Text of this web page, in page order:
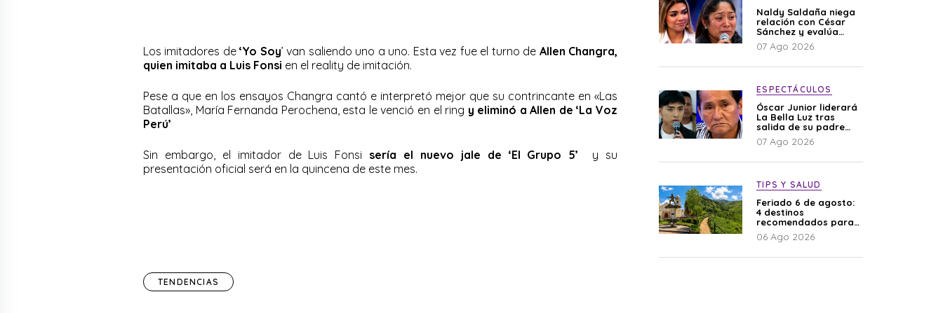
Los imitadores de‘Yo Soy’ van saliendo uno a uno. Esta vez fue el turno de Allen Changra,
quien imitaba a Luis Fonsi en el reality de imitación.
Pese a que en los ensayos Changra cantó e interpretó mejor que su contrincante en «Las
Batallas», María Fernanda Perochena, esta le venció en el ring y eliminó a Allen de ‘La Voz
Perú’
Sin embargo, el imitador de Luis Fonsi sería el nuevo jale de ‘El Grupo 5’ y su
presentación oficial será en la quincena de este mes.
TENDENCIAS
Naldy Saldaña niega
relación con César
Sánchez y evalúa
denunciar a su
esposa: “Es una
07 Ago 2026
ESPECTÁCULOS
Óscar Junior liderará
La Bella Luz tras
salida de su padre
por polémica con
Naldy Saldaña
07 Ago 2026
TIPS Y SALUD
Feriado 6 de agosto:
4 destinos
recomendados para
disfrutar el descanso
06 Ago 2026